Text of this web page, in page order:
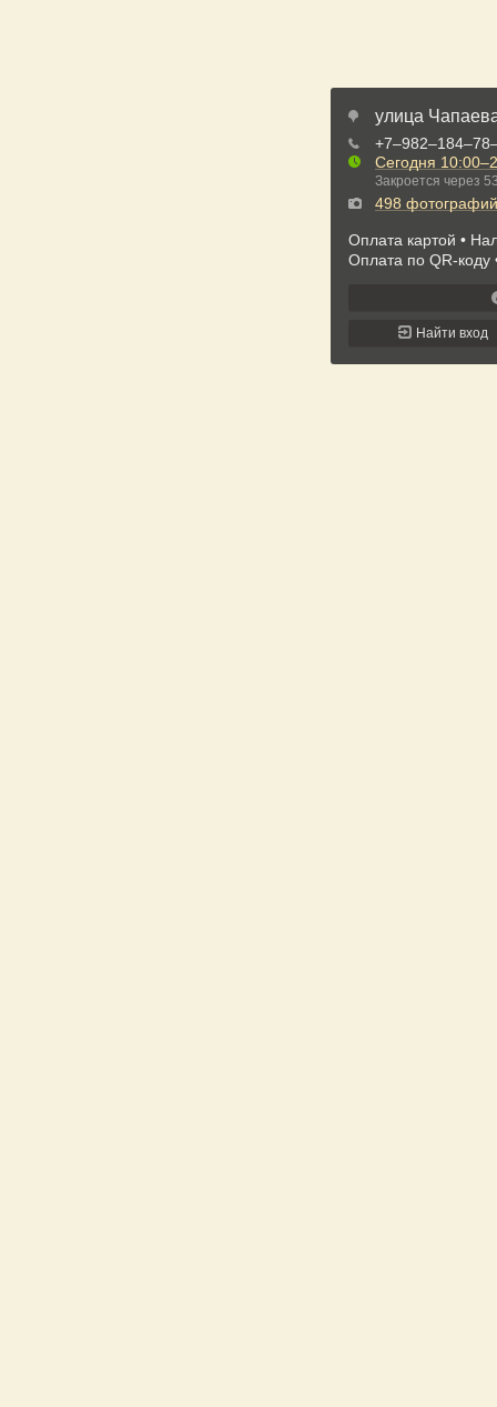
улица
Сегодня
Закроется через
498 фотографий
Оплата картой
Оплата по QR-коду
Найти вход